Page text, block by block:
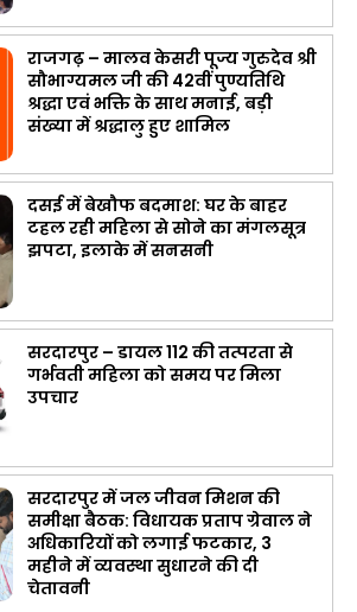
राजगढ़ – मालव केसरी पूज्य गुरुदेव श्री
सौभाग्यमल जी की 42वीं पुण्यतिथि
श्रद्धा एवं भक्ति के साथ मनाई, बड़ी
संख्या में श्रद्धालु हुए शामिल
दसई में बेखौफ बदमाश: घर के बाहर
टहल रही महिला से सोने का मंगलसूत्र
झपटा, इलाके में सनसनी
सरदारपुर – डायल 112 की तत्परता से
गर्भवती महिला को समय पर मिला
उपचार
सरदारपुर में जल जीवन मिशन की
समीक्षा बैठक: विधायक प्रताप ग्रेवाल ने
अधिकारियों को लगाई फटकार, 3
महीने में व्यवस्था सुधारने की दी
चेतावनी